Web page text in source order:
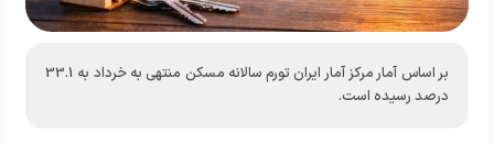
بر اساس آمار مرکز آمار ایران تورم سالانه مسکن منتهی به خرداد به 33.1
درصد رسیده است.